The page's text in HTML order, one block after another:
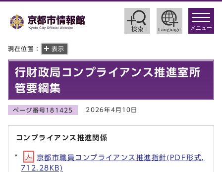
toggle
メニュー
現在位置： 表示
行財政局コンプライアンス推進室所
管要綱集
ページ番号181425 2026年4月10日
コンプライアンス推進関係
京都市職員コンプライアンス推進指針(PDF形式,
712.28KB)